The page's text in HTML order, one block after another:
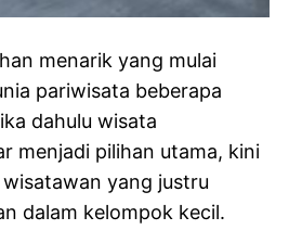
menarik yang mulai
pariwisata beberapa
dahulu wisata
menjadi pilihan utama, kini
yang justru
dalam kelompok kecil.